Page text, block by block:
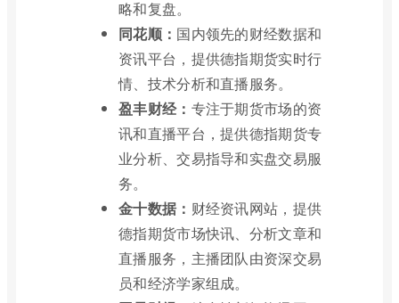
略和复盘。
同花顺： 国内领先的财经数据和
资讯平台，提供德指期货实时行
情、技术分析和直播服务。
盈丰财经： 专注于期货市场的资
讯和直播平台，提供德指期货专
业分析、交易指导和实盘交易服
务。
金十数据： 财经资讯网站，提供
德指期货市场快讯、分析文章和
直播服务，主播团队由资深交易
员和经济学家组成。